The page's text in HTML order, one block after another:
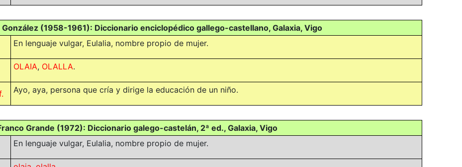
González (1958-1961): Diccionario enciclopédico gallego-castellano, Galaxia, Vigo
En lenguaje vulgar, Eulalia, nombre propio de mujer.
OLAIA, OLALLA.
Ayo, aya, persona que cría y dirige la educación de un niño.
Grande (1972): Diccionario galego-castelán, 2ª ed., Galaxia, Vigo
En lenguaje vulgar, Eulalia, nombre propio de mujer.